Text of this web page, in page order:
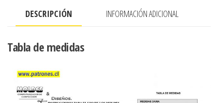
DESCRIPCIÓN INFORMACIÓN ADICIONAL
Tabla de medidas